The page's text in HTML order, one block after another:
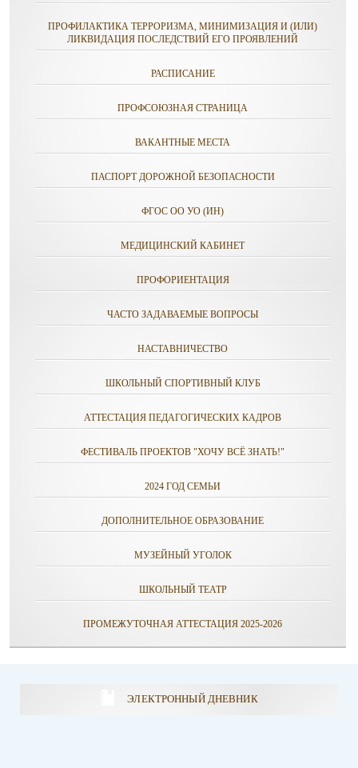
ПРОФИЛАКТИКА ТЕРРОРИЗМА, МИНИМИЗАЦИЯ И (ИЛИ)
ЛИКВИДАЦИЯ ПОСЛЕДСТВИЙ ЕГО ПРОЯВЛЕНИЙ
РАСПИСАНИЕ
ПРОФСОЮЗНАЯ СТРАНИЦА
ВАКАНТНЫЕ МЕСТА
ПАСПОРТ ДОРОЖНОЙ БЕЗОПАСНОСТИ
ФГОС ОО УО (ИН)
МЕДИЦИНСКИЙ КАБИНЕТ
ПРОФОРИЕНТАЦИЯ
ЧАСТО ЗАДАВАЕМЫЕ ВОПРОСЫ
НАСТАВНИЧЕСТВО
ШКОЛЬНЫЙ СПОРТИВНЫЙ КЛУБ
АТТЕСТАЦИЯ ПЕДАГОГИЧЕСКИХ КАДРОВ
ФЕСТИВАЛЬ ПРОЕКТОВ "ХОЧУ ВСЁ ЗНАТЬ!"
2024 ГОД СЕМЬИ
ДОПОЛНИТЕЛЬНОЕ ОБРАЗОВАНИЕ
МУЗЕЙНЫЙ УГОЛОК
ШКОЛЬНЫЙ ТЕАТР
ПРОМЕЖУТОЧНАЯ АТТЕСТАЦИЯ 2025-2026
ЭЛЕКТРОННЫЙ ДНЕВНИК